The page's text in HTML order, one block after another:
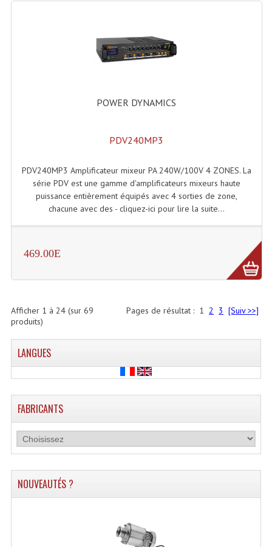
POWER DYNAMICS
PDV240MP3
PDV240MP3 Amplificateur mixeur PA 240W/100V 4 ZONES. La
série PDV est une gamme d'amplificateurs mixeurs haute
puissance entièrement équipés avec 4 sorties de zone,
chacune avec des - cliquez-ici pour lire la suite...
469.00E
Pages de résultat : 1 2 3 [Suiv >>]
Afficher 1 à 24(sur 69
produits)
LANGUES
FABRICANTS
NOUVEAUTÉS ?